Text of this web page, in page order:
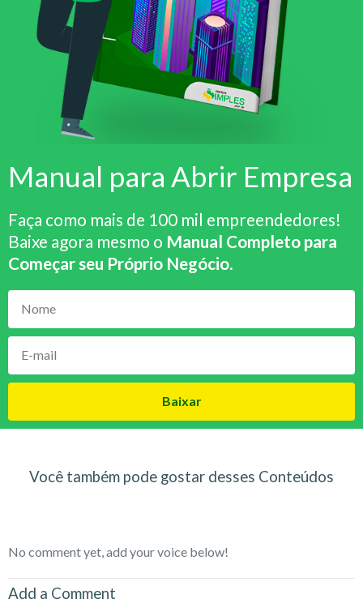
Manual para Abrir Empresa
Faça como mais de 100 mil empreendedores!
Baixe agora mesmo o Manual Completo para
Começar seu Próprio Negócio.
Baixar
Você também pode gostar desses Conteúdos
No comment yet, add your voice below!
Add a Comment